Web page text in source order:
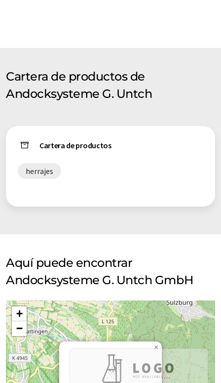
Cartera de productos de
Andocksysteme G. Untch
Cartera de productos
herrajes
Aquí puede encontrar
Andocksysteme G. Untch GmbH
×
+
−